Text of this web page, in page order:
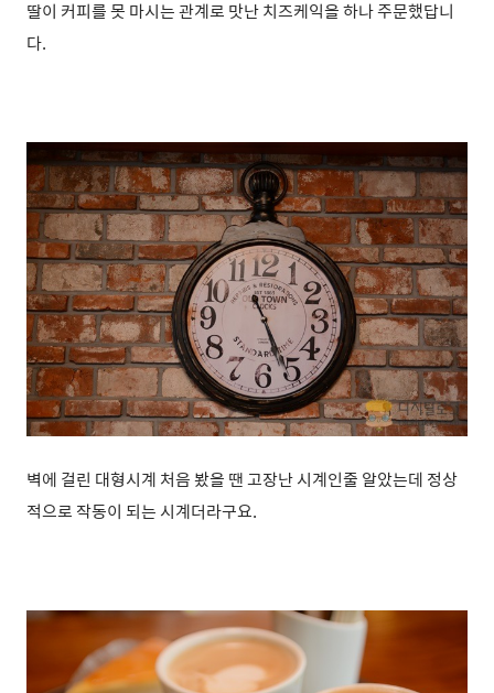
딸이 커피를 못 마시는 관계로 맛난 치즈케익을 하나 주문했답니
다.
벽에 걸린 대형시계 처음 봤을 땐 고장난 시계인줄 알았는데 정상
적으로 작동이 되는 시계더라구요.